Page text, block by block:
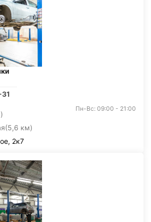
(5,6 км)
Пн-Вс: 09:00 - 21:00
2к7